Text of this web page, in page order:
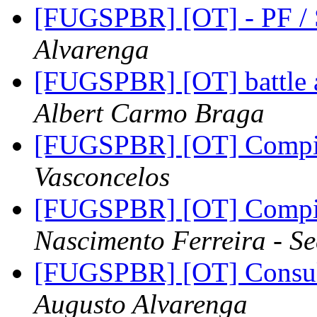
[FUGSPBR] [OT] - PF /
Alvarenga
[FUGSPBR] [OT]
Albert Carmo Braga
[FUGSPBR] [OT]
Vasconcelos
[FUGSPBR] [OT]
Nascimento Ferreira -
[FUGSPBR] [OT]
Augusto Alvarenga